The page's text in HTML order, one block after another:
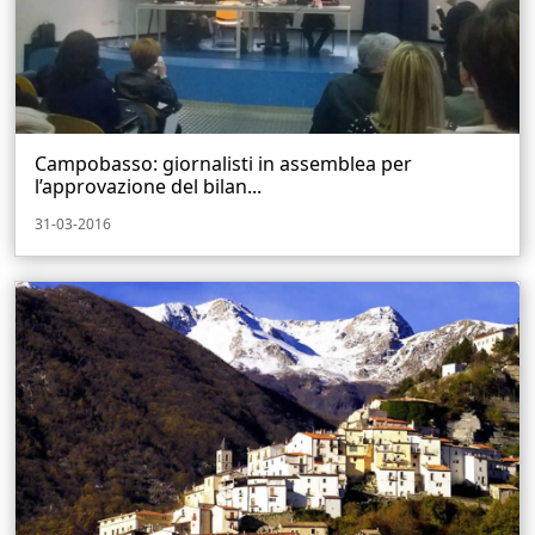
Campobasso: giornalisti in assemblea per
l’approvazione del bilan...
31-03-2016